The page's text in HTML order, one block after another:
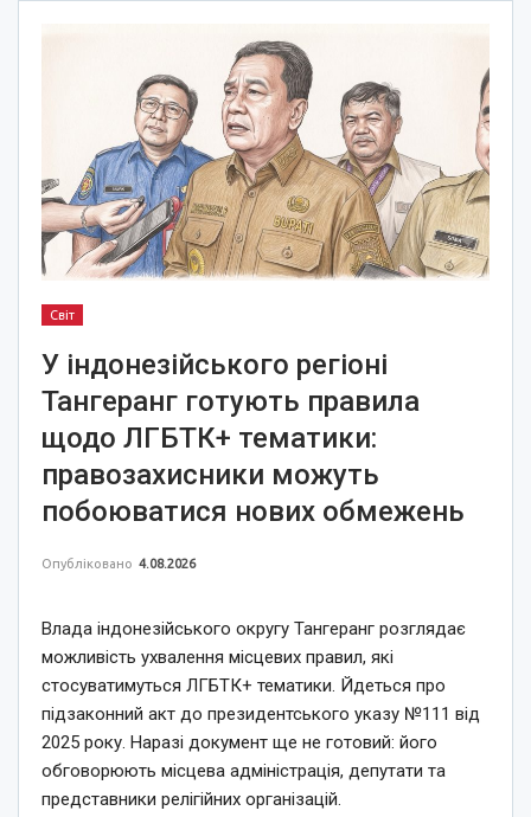
Світ
У індонезійського регіоні
Тангеранг готують правила
щодо ЛГБТК+ тематики:
правозахисники можуть
побоюватися нових обмежень
Опубліковано 4.08.2026
Влада індонезійського округу Тангеранг розглядає
можливість ухвалення місцевих правил, які
стосуватимуться ЛГБТК+ тематики. Йдеться про
підзаконний акт до президентського указу №111 від
2025 року. Наразі документ ще не готовий: його
обговорюють місцева адміністрація, депутати та
представники релігійних організацій.